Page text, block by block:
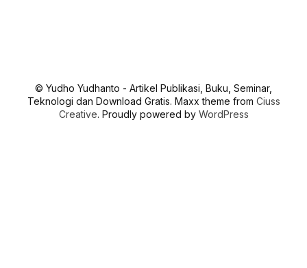
© Yudho Yudhanto - Artikel Publikasi, Buku, Seminar,
Teknologi dan Download Gratis. Maxx theme from Ciuss
Creative. Proudly powered by WordPress